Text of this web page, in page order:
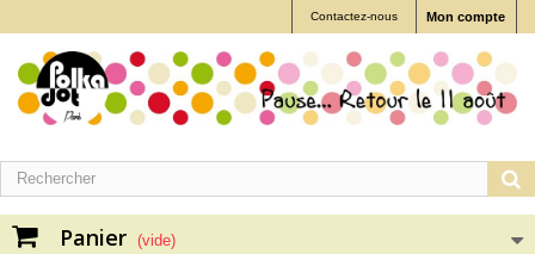
Mon compte
Contactez-nous
Panier (vide)